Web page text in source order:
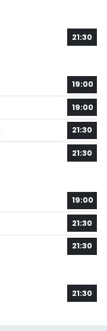
21:30
19:00
19:00
21:30
21:30
19:00
21:30
21:30
21:30